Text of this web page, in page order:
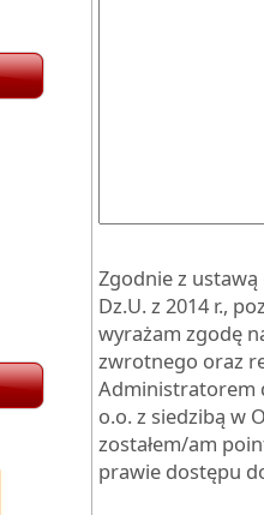
Zgodnie z
Dz.U. z 2014 r.,
wyrażam zgodę
zwrotnego oraz
Administratorem
o.o. z siedzibą w
zostałem/am
prawie dostępu
Zapisz się TIG!